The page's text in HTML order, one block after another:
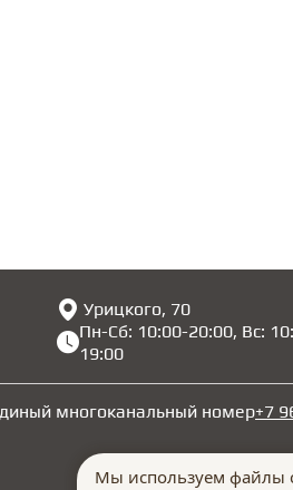
Урицкого, 70
Пн-Сб: 10:00-20:00, Вс:
19:00
многоканальный номер+7
Мы используем файлы